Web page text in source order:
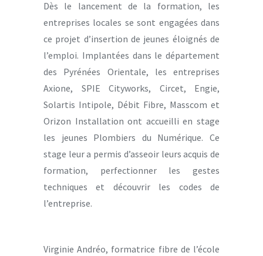
Dès le lancement de la formation, les
entreprises locales se sont engagées dans
ce projet d’insertion de jeunes éloignés de
l’emploi. Implantées dans le département
des Pyrénées Orientale, les entreprises
Axione, SPIE Cityworks, Circet, Engie,
Solartis Intipole, Débit Fibre, Masscom et
Orizon Installation ont accueilli en stage
les jeunes Plombiers du Numérique. Ce
stage leur a permis d’asseoir leurs acquis de
formation, perfectionner les gestes
techniques et découvrir les codes de
l’entreprise.
Virginie Andréo, formatrice fibre de l’école